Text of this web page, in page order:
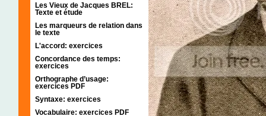
Les Vieux de Jacques BREL:
Texte et étude
Les marqueurs de relation dans
le texte
L'accord: exercices
Concordance des temps:
exercices
Orthographe d’usage:
exercices PDF
Syntaxe: exercices
Vocabulaire: exercices PDF